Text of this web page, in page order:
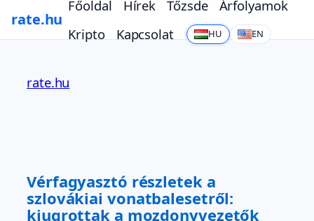
rate.hu
Főoldal Hírek Tőzsde
Árfolyamok
Kripto
Kapcsolat HU EN
tartalomhoz
rate.hu
Vérfagyasztó részletek a
szlovákiai vonatbalesetről:
kiugrottak a mozdonyvezetők